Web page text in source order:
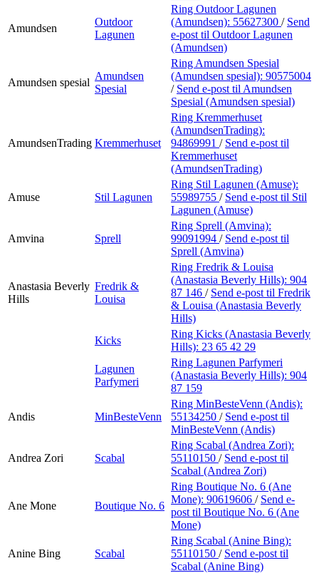
Amundsen
Outdoor
Lagunen
Ring Outdoor Lagunen
(Amundsen): 55627300 / Send
e-post til Outdoor Lagunen
(Amundsen)
Amundsen spesial
Amundsen
Spesial
Ring Amundsen Spesial
(Amundsen spesial): 90575004
/ Send e-post til Amundsen
Spesial (Amundsen spesial)
AmundsenTrading Kremmerhuset
Ring Kremmerhuset
(AmundsenTrading):
94869991 / Send e-post til
Kremmerhuset
(AmundsenTrading)
Amuse Stil Lagunen
Ring Stil Lagunen (Amuse):
55989755 / Send e-post til Stil
Lagunen (Amuse)
Amvina Sprell
Ring Sprell (Amvina):
99091994 / Send e-post til
Sprell (Amvina)
Anastasia Beverly
Hills
Fredrik &
Louisa
Ring Fredrik & Louisa
(Anastasia Beverly Hills): 904
87 146 / Send e-post til Fredrik
& Louisa (Anastasia Beverly
Hills)
Kicks
Ring Kicks (Anastasia Beverly
Hills): 23 65 42 29
Lagunen
Parfymeri
Ring Lagunen Parfymeri
(Anastasia Beverly Hills): 904
87 159
Andis MinBesteVenn
Ring MinBesteVenn (Andis):
55134250 / Send e-post til
MinBesteVenn (Andis)
Andrea Zori Scabal
Ring Scabal (Andrea Zori):
55110150 / Send e-post til
Scabal (Andrea Zori)
Ane Mone Boutique No. 6
Ring Boutique No. 6 (Ane
Mone): 90619606 / Send e-
post til Boutique No. 6 (Ane
Mone)
Anine Bing Scabal
Ring Scabal (Anine Bing):
55110150 / Send e-post til
Scabal (Anine Bing)